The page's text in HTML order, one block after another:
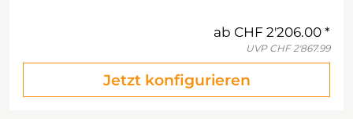
ab CHF 2'206.00
UVP CHF 2'867.99
Jetzt konfigurieren